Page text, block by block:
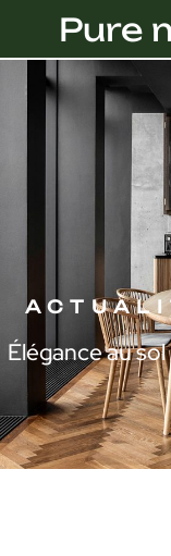
Pure
Élégance au